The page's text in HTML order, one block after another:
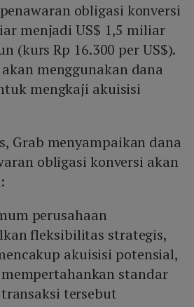
obligasi konversi
menjadi US$ 1,5 miliar
(kurs Rp 16.300 per US$).
menggunakan dana
mengkaji akuisisi
Grab menyampaikan dana
obligasi konversi akan
perusahaan
fleksibilitas strategis,
akuisisi potensial,
standar
tersebut